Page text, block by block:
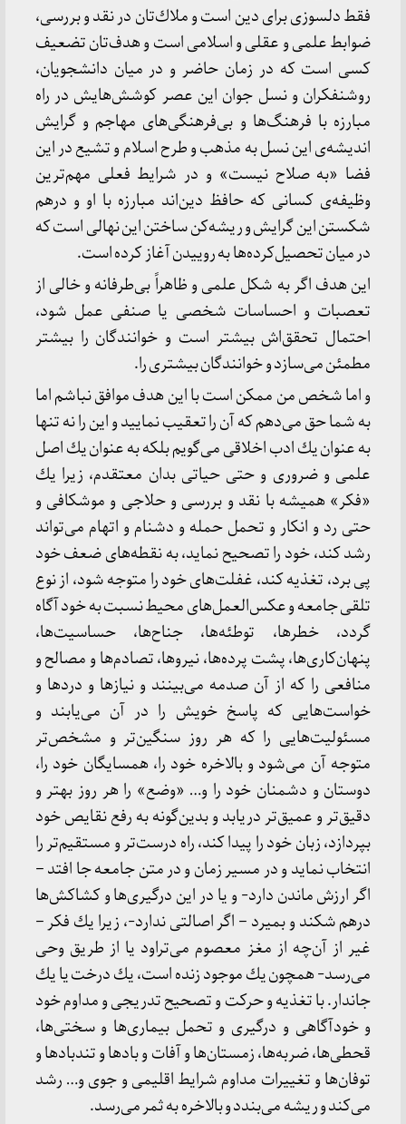
فقط دلسوزی برای دین است و ملاك‌تان در نقد و بررسی،
ضوابط علمی و عقلی و اسلامی است و هدف‌تان تضعیف
كسی است كه در زمان حاضر و در میان دانشجویان،
روشنفكران و نسل جوان این عصر كوشش‌هایش در راه
مبارزه با فرهنگ‌ها و بی‌فرهنگی‌های مهاجم و گرایش
اندیشه‌ی این نسل به مذهب و طرح اسلام و تشیع در این
فضا «به صلاح نیست» و در شرایط فعلی مهم‌ترین
وظیفه‌ی كسانی كه حافظ دین‌اند مبارزه با او و درهم
شكستن این گرایش و ریشه‌كن ساختن این نهالی است كه
در میان تحصیل‌كرده‌ها به روییدن آغاز كرده است.
این هدف اگر به شكل علمی و ظاهراً بی‌طرفانه و خالی از
تعصبات و احساسات شخصی یا صنفی عمل شود،
احتمال تحقق‌اش بیشتر است و خوانندگان را بیشتر
مطمئن می‌سازد و خوانندگان بیشتری را.
و اما شخص من ممكن است با این هدف موافق نباشم اما
به شما حق می‌دهم كه آن را تعقیب نمایید و این را نه تنها
به عنوان یك ادب اخلاقی می‌گویم بلكه به عنوان یك اصل
علمی و ضروری و حتی حیاتی بدان معتقدم، زیرا یك
«فكر» همیشه با نقد و بررسی و حلاجی و موشكافی و
حتی رد و انكار و تحمل حمله و دشنام و اتهام می‌تواند
رشد كند، خود را تصحیح نماید، به نقطه‌های ضعف خود
پی برد، تغذیه كند، غفلت‌های خود را متوجه شود، از نوع
تلقی جامعه و عكس‌العمل‌های محیط نسبت به خود آگاه
گردد، خطرها، توطئه‌ها، جناح‌ها، حساسیت‌ها،‌
پنهان‌کاری‌ها، پشت پرده‌ها، نیروها، تصادم‌ها و مصالح و
منافعی را كه از آن صدمه می‌بینند و نیازها و دردها و
خواست‌هایی كه پاسخ خویش را در آن می‌یابند و
مسئولیت‌هایی را كه هر روز سنگین‌تر و مشخص‌تر
متوجه آن می‌شود و بالاخره خود را، همسایگان خود را،
دوستان و دشمنان خود را و… «وضع» را هر روز بهتر و
دقیق‌تر و عمیق‌تر دریابد و بدین‌گونه به رفع نقایص خود
بپردازد، زبان خود را پیدا كند، راه درست‌تر و مستقیم‌تر را
انتخاب نماید و در مسیر زمان و در متن جامعه جا افتد –
اگر ارزش ماندن دارد- و یا در این درگیری‌ها و كشاكش‌ها
درهم شكند و بمیرد – اگر اصالتی ندارد-، زیرا یك فكر –
غیر از آن‌چه از مغز معصوم می‌تراود یا از طریق وحی
می‌رسد- همچون یك موجود زنده است، یك درخت یا یك
جاندار. با تغذیه و حركت و تصحیح تدریجی و مداوم خود
و خودآگاهی و درگیری و تحمل بیماری‌ها و سختی‌ها،
قحطی‌ها، ضربه‌ها، زمستان‌ها و آفات و بادها و تندبادها و
توفان‌ها و تغییرات مداوم شرایط اقلیمی و جوی و… رشد
می‌كند و ریشه می‌بندد و بالاخره به ثمر می‌رسد.